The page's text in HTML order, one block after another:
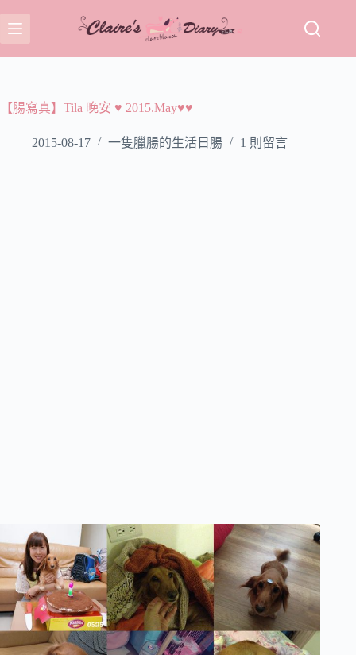
至
主
容【腸寫真】Tila 晚安 ♥ 2015.May♥♥
2015-08-17 一隻臘腸的生活日腸 1 則留言